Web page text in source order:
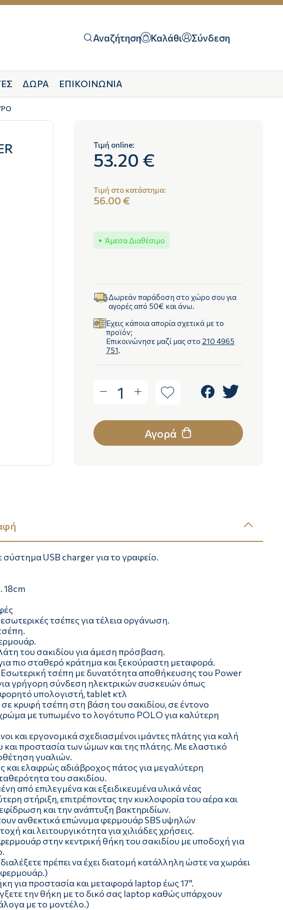
Αναζήτηση Καλάθι Σύνδεση
ΔΩΡΑ ΕΠΙΚΟΙΝΩΝΙΑ
Τιμή online:
53.20 €
Τιμή στο κατάστημα:
56.00 €
Άμεσα Διαθέσιμο
Δωρεάν παράδοση στο χώρο σου για
αγορές από 50€ και άνω.
Έχεις κάποια απορία σχετικά με το
προϊόν;
Επικοινώνησε μαζί μας στο 210 4965
751
1
Αγορά
σύστημα USB charger για το γραφείο.
18cm
τσέπες για τέλεια οργάνωση.
του σακιδίου για άμεση πρόσβαση.
πιο σταθερό κράτηµα και ξεκούραστη μεταφορά.
τσέπη με δυνατότητα αποθήκευσης του Power
γρήγορη σύνδεση ηλεκτρικών συσκευών όπως
υπολογιστή, tablet κτλ
κρυφή τσέπη στη βάση του σακιδίου, σε έντονο
με τυπωμένο το λογότυπο POLO για καλύτερη
και εργονομικά σχεδιασμένοι ιμάντες πλάτης για καλή
και προστασία των ώμων και της πλάτης. Με ελαστικό
γυαλιών.
και ελαφρώς αδιάβροχος πάτος για μεγαλύτερη
του σακιδίου.
από επιλεγμένα και εξειδικευμένα υλικά νέας
στήριξη, επιτρέποντας την κυκλοφορία του αέρα και
και την ανάπτυξη βακτηριδίων.
ανθεκτικά επώνυμα φερμουάρ SBS υψηλών
και λειτουργικότητα για χιλιάδες χρήσεις.
στην κεντρική θήκη του σακιδίου με υποδοχή για
πρέπει να έχει διατομή κατάλληλη ώστε να χωράει
για προστασία και μεταφορά laptop έως 17".
την θήκη με το δικό σας laptop καθώς υπάρχουν
με το μοντέλο.)